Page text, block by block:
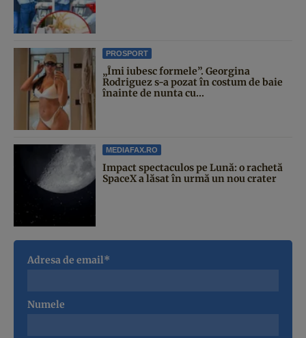
PROSPORT
„Îmi iubesc formele”. Georgina
Rodriguez s-a pozat în costum de baie
înainte de nunta cu...
MEDIAFAX.RO
Impact spectaculos pe Lună: o rachetă
SpaceX a lăsat în urmă un nou crater
Adresa de email*
Numele